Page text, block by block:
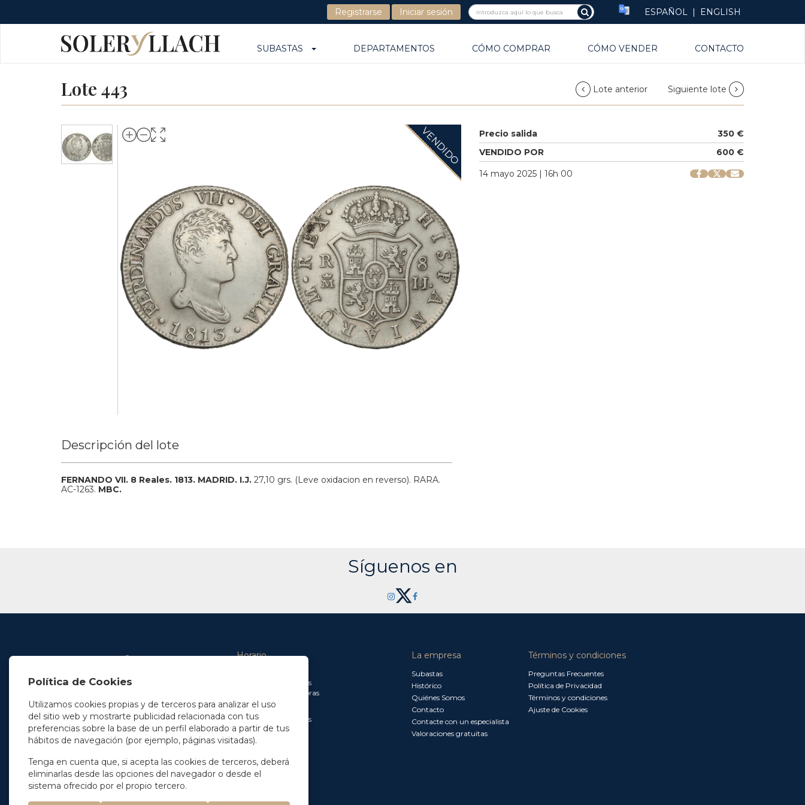
Registrarse Iniciar sesión ESPAÑOL | ENGLISH
SUBASTAS DEPARTAMENTOS CÓMO COMPRAR CÓMO VENDER CONTACTO
Lote 443 Lote anterior Siguiente lote
VENDIDO Precio salida
350 €
VENDIDO POR
600 €
14 mayo 2025 | 16h 00
Descripción del lote
FERNANDO VII. 8 Reales. 1813. MADRID. I.J. 27,10 grs. (Leve oxidacion en reverso). RARA.
AC-1263. MBC.
Síguenos en
En Madrid
info@soleryllach.com
En Barcelona
Beethoven 13
+34 93 201 87 33
info@soleryllach.com
Horario
De 9.00 a 13.30 horas
y de 14.30 a 18.00 horas
Viernes:
De 8.30 a 15.00 horas
La empresa
Subastas
Histórico
Quiénes Somos
Contacto
Contacte con un especialista
Valoraciones gratuitas
Términos y condiciones
Preguntas Frecuentes
Política de Privacidad
Términos y condiciones
Ajuste de Cookies
Política de Cookies
Utilizamos cookies propias y de terceros para analizar el uso
del sitio web y mostrarte publicidad relacionada con tus
preferencias sobre la base de un perfil elaborado a partir de tus
hábitos de navegación (por ejemplo, páginas visitadas).
Tenga en cuenta que, si acepta las cookies de terceros, deberá
eliminarlas desde las opciones del navegador o desde el
sistema ofrecido por el propio tercero.